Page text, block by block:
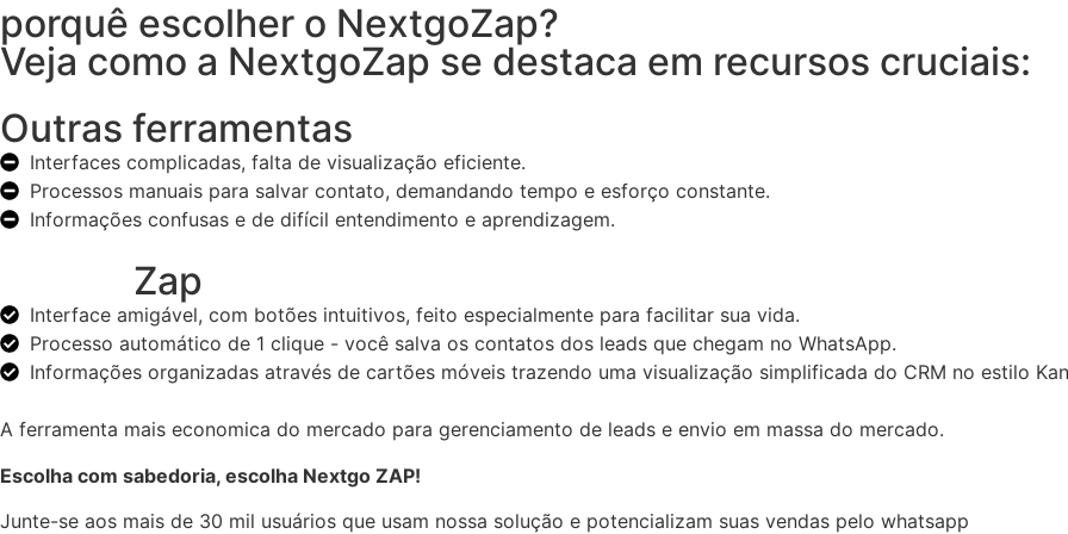
porquê escolher o NextgoZap?
Veja como a NextgoZap se destaca em recursos cruciais:
Outras ferramentas
Interfaces complicadas, falta de visualização eficiente.
Processos manuais para salvar contato, demandando tempo e esforço constante.
Informações confusas e de difícil entendimento e aprendizagem.
Zap
Interface amigável, com botões intuitivos, feito especialmente para facilitar sua vida.
Processo automático de 1 clique - você salva os contatos dos leads que chegam no WhatsApp.
Informações organizadas através de cartões móveis trazendo uma visualização simplificada do CRM no estilo
A ferramenta mais economica do mercado para gerenciamento de leads e envio em massa do mercado.
Escolha com sabedoria, escolha Nextgo ZAP!
Junte-se aos mais de 30 mil usuários que usam nossa solução e potencializam suas vendas pelo whatsapp